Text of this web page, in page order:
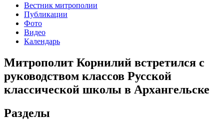
Вестник митрополии
Публикации
Фото
Видео
Календарь
Митрополит Корнилий встретился с
руководством классов Русской
классической школы в Архангельске
Разделы